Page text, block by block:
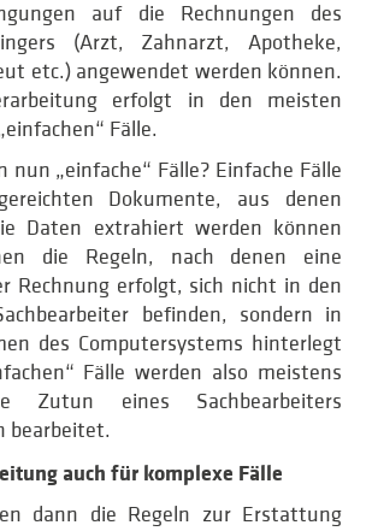
auf die Rechnungen des
(Arzt, Zahnarzt, Apotheke,
etc.) angewendet werden können.
erfolgt in den meisten
Fälle.
nun „einfache“ Fälle? Einfache Fälle
Dokumente, aus denen
Daten extrahiert werden können
die Regeln, nach denen eine
Rechnung erfolgt, sich nicht in den
befinden, sondern in
des Computersystems hinterlegt
Fälle werden also meistens
Zutun eines Sachbearbeiters
bearbeitet.
auch für komplexe Fälle
dann die Regeln zur Erstattung